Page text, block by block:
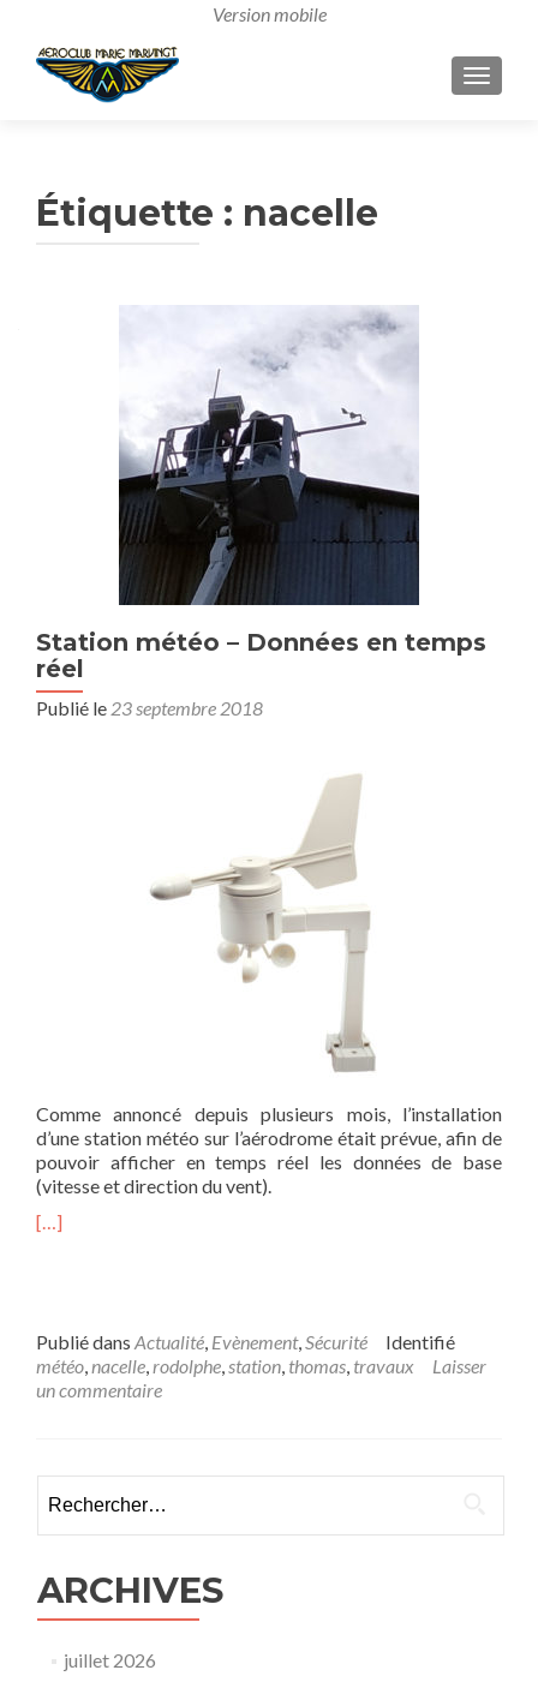
Étiquette : nacelle
Station météo – Données en temps
réel
Publié le 23 septembre 2018
Comme annoncé depuis plusieurs mois, l’installation
d’une station météo sur l’aérodrome était prévue, afin de
pouvoir afficher en temps réel les données de base
(vitesse et direction du vent).
[…]
Publié dans Actualité, Evènement,Sécurité
Identifié
météo,nacelle,rodolphe,station, thomas, travaux
Laisser
un commentaire
ARCHIVES
juillet 2026